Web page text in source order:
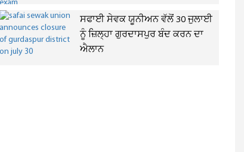
ਸਫਾਈ ਸੇਵਕ ਯੂਨੀਅਨ ਵੱਲੋਂ 30 ਜੁਲਾਈ
ਨੂੰ ਜ਼ਿਲ੍ਹਾ ਗੁਰਦਾਸਪੁਰ ਬੰਦ ਕਰਨ ਦਾ
ਐਲਾਨ